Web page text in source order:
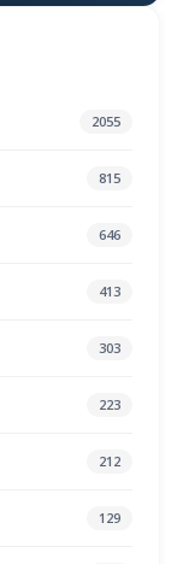
2055
815
646
413
303
223
212
129